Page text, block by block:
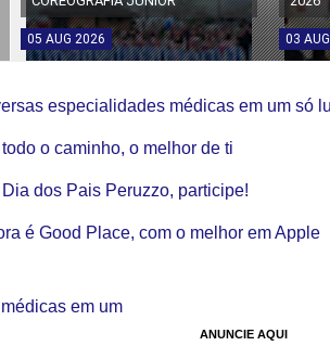
05 AUG 2026 03 AUG
ANUNCIE AQUI